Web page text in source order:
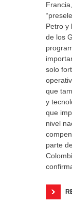
Petro y
de los
solo
que
y
que
nivel
parte